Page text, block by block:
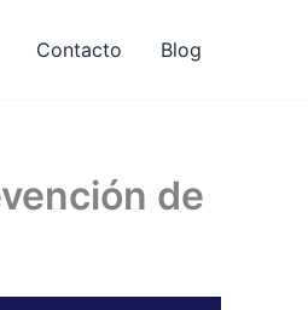
Contacto Blog
de